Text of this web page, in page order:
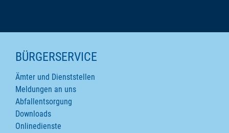
SEITENINHALTE
BÜRGERSERVICE
Ämter und Dienststellen
Meldungen an uns
Abfallentsorgung
Downloads
Onlinedienste